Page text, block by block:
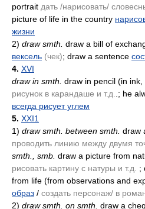
portrait дать /нарисовать/
picture of life in the country
жизни
2) draw smth. draw a bill of
вексель (чек); draw a sentence
4. XVI
draw in smth. draw in pencil (in ink,
рисунок в карандаше и т.д.
.; he
всегда рисует углем
5. XXI1
1) draw smth. between smth. draw
проводить линию между двумя
smth., smb. draw a picture from
рисовать картину с натуры и т.д.
;
from life (from observations and
образ / создать персонаж/ в
2) draw smth. on smth. draw a